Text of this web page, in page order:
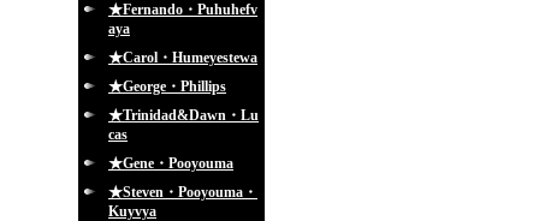
★Fernando・Puhuhefv
aya
★Carol・Humeyestewa
★George・Phillips
★Trinidad&Dawn・Lu
cas
★Gene・Pooyouma
★Steven・Pooyouma・
Kuyvya